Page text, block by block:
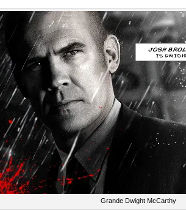
Grande Dwight McCarthy